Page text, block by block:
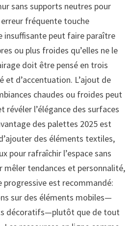
sans supports neutres pour
fréquente touche
insuffisante peut faire paraître
ou plus froides qu’elles ne le
doit être pensé en trois
et d’accentuation. L’ajout de
chaudes ou froides peut
révéler l’élégance des surfaces
des palettes 2025 est
des éléments textiles,
pour rafraîchir l’espace sans
mêler tendances et personnalité,
progressive est recommandé:
sur des éléments mobiles—
décoratifs—plutôt que de tout